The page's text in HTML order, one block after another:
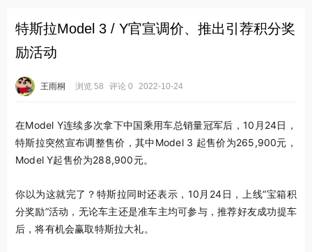
特斯拉Model 3 / Y官宣调价、推出引荐积分奖
励活动
王雨桐 浏览 58 评论 0 2022-10-24
在Model Y连续多次拿下中国乘用车总销量冠军后，10月24日，
特斯拉突然宣布调整售价，其中Model 3 起售价为265,900元，
Model Y起售价为288,900元。
你以为这就完了？特斯拉同时还表示，10月24日，上线“宝箱积
分奖励”活动，无论车主还是准车主均可参与，推荐好友成功提车
后，将有机会赢取特斯拉大礼。